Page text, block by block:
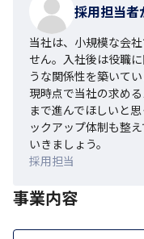
採用担当者
当社は、小規模な会
せん。入社後は役職
うな関係性を築いて
現時点で当社の求め
まで進んでほしいと
ックアップ体制も整
いきましょう。
採用担当
事業内容